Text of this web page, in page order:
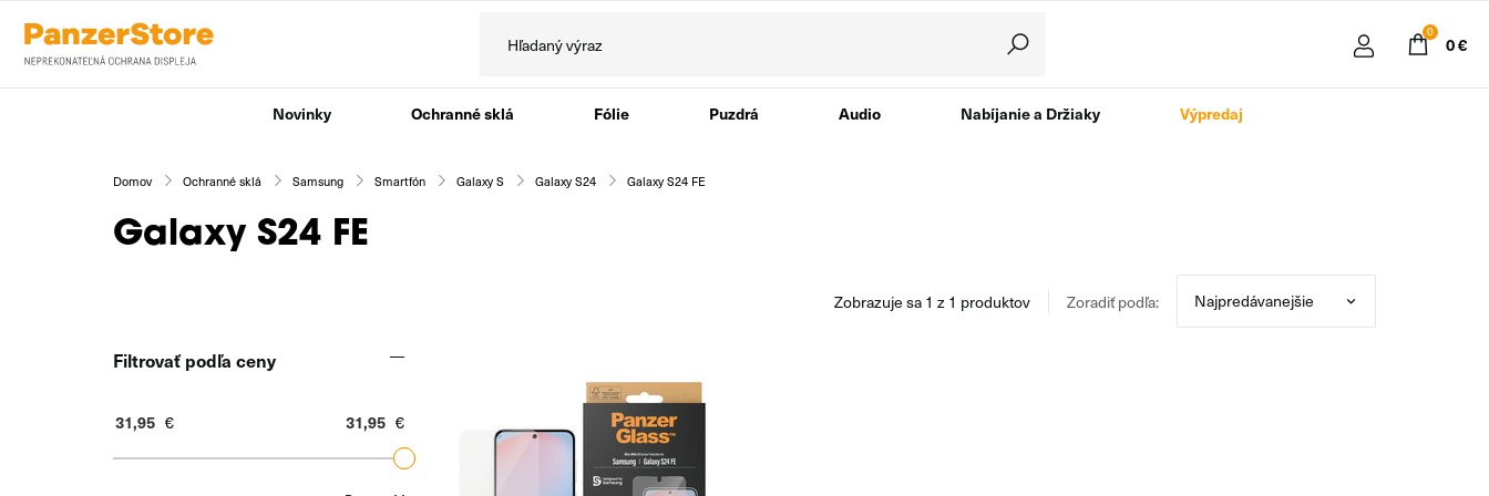
0
0 €
Novinky Ochranné sklá Fólie Puzdrá Audio Nabíjanie a Držiaky Výpredaj
Domov Ochranné sklá Samsung Smartfón Galaxy S Galaxy S24 Galaxy S24 FE
Galaxy S24 FE
Filtrovať podľa ceny
€ €
zobrazuje sa 1 z 1 produktov Zoradiť podľa: